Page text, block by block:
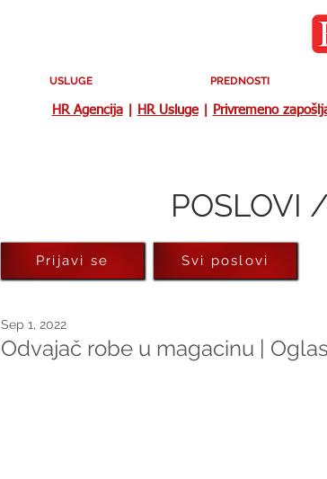
USLUGE PREDNOSTI
HR Agencija| HR Usluge| Privremeno
POSLOVI
Odvajač robe u magacinu |
Sep 1, 2022
Prijavi se Svi poslovi